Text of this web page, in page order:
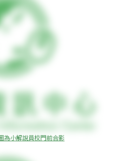
為小解說員校門前合影